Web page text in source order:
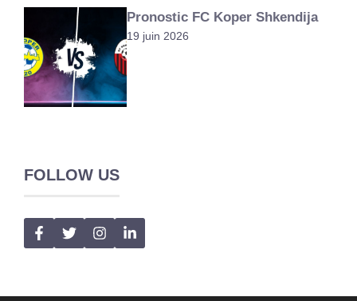
Pronostic FC Koper Shkendija
19 juin 2026
FOLLOW US